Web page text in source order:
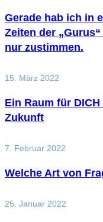
Gerade hab ich in
Zeiten der
nur zustimmen.
15. März 2022
Ein Raum für
Zukunft
7. Februar 2022
Welche Art von
25. Januar 2022